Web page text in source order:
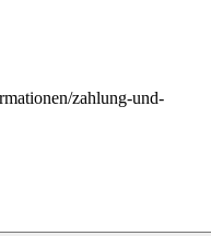
zahlung-und-